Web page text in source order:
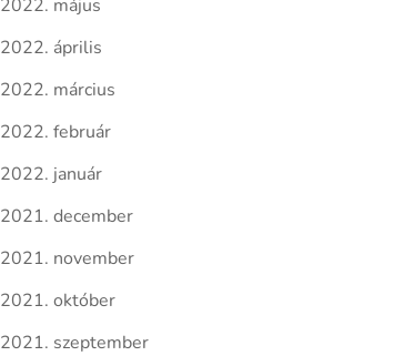
2022. május
2022. április
2022. március
2022. február
2022. január
2021. december
2021. november
2021. október
2021. szeptember